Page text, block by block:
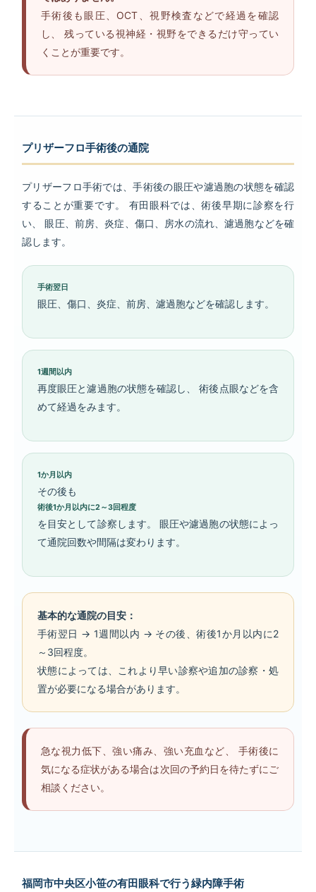
手術後も眼圧、OCT、視野検査などで経過を確認
し、 残っている視神経・視野をできるだけ守ってい
くことが重要です。
プリザーフロ手術後の通院
プリザーフロ手術では、手術後の眼圧や濾過胞の状態を確認
することが重要です。 有田眼科では、術後早期に診察を行
い、 眼圧、前房、炎症、傷口、房水の流れ、濾過胞などを確
認します。
手術翌日
眼圧、傷口、炎症、前房、濾過胞などを確認します。
1週間以内
再度眼圧と濾過胞の状態を確認し、 術後点眼などを含
めて経過をみます。
1か月以内
その後も
術後1か月以内に2～3回程度
を目安として診察します。 眼圧や濾過胞の状態によっ
て通院回数や間隔は変わります。
基本的な通院の目安：
手術翌日 → 1週間以内 → その後、術後1か月以内に2
～3回程度。
状態によっては、これより早い診察や追加の診察・処
置が必要になる場合があります。
急な視力低下、強い痛み、強い充血など、 手術後に
気になる症状がある場合は次回の予約日を待たずにご
相談ください。
福岡市中央区小笹の有田眼科で行う緑内障手術